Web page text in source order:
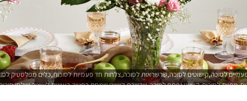
לסוכה,קישוטים לסוכה,שרשראות לסוכה,צלחות חד פעמיות לסוכות,כלים מפלסטיק
לסוכות,קישוט נפתח לסוכה,שרשרת קישוט שמחת בחגייך,רעיונות לעיצוב שולחן